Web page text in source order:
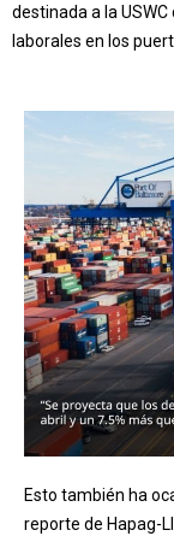
destinada a la
laborales en los
Esto también ha
reporte de Hapag-